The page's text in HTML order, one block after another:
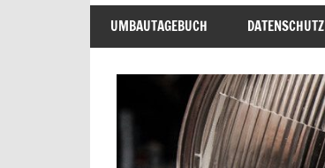
UMBAUTAGEBUCH DATENSCHUTZ